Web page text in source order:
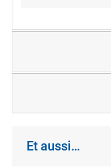
Et aussi…